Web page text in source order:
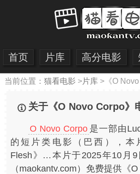
首页 片库 高分电影
当前位置： 猫看电影 >片库>《O Novo
关于《O Novo Corpo》
O Novo Corpo 是一部由
的短片类电影（巴西），本
Flesh》…本片于2025年10月
（maokantv.com）免费提供《